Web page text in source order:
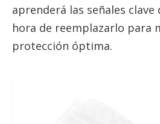
aprenderá las señales clave
hora de reemplazarlo para
protección óptima.